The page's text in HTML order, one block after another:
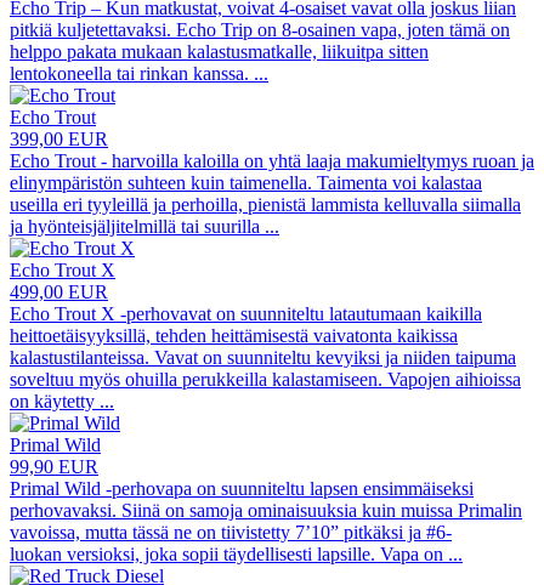
Echo Trip – Kun matkustat, voivat 4-osaiset vavat olla joskus liian
pitkiä kuljetettavaksi. Echo Trip on 8-osainen vapa, joten tämä on
helppo pakata mukaan kalastusmatkalle, liikuitpa sitten
lentokoneella tai rinkan kanssa. ...
Echo Trout
399,00 EUR
Echo Trout - harvoilla kaloilla on yhtä laaja makumieltymys ruoan ja
elinympäristön suhteen kuin taimenella. Taimenta voi kalastaa
useilla eri tyyleillä ja perhoilla, pienistä lammista kelluvalla siimalla
ja hyönteisjäljitelmillä tai suurilla ...
Echo Trout X
499,00 EUR
Echo Trout X -perhovavat on suunniteltu latautumaan kaikilla
heittoetäisyyksillä, tehden heittämisestä vaivatonta kaikissa
kalastustilanteissa. Vavat on suunniteltu kevyiksi ja niiden taipuma
soveltuu myös ohuilla perukkeilla kalastamiseen. Vapojen aihioissa
on käytetty ...
Primal Wild
99,90 EUR
Primal Wild -perhovapa on suunniteltu lapsen ensimmäiseksi
perhovavaksi. Siinä on samoja ominaisuuksia kuin muissa Primalin
vavoissa, mutta tässä ne on tiivistetty 7’10” pitkäksi ja #6-
luokan versioksi, joka sopii täydellisesti lapsille. Vapa on ...